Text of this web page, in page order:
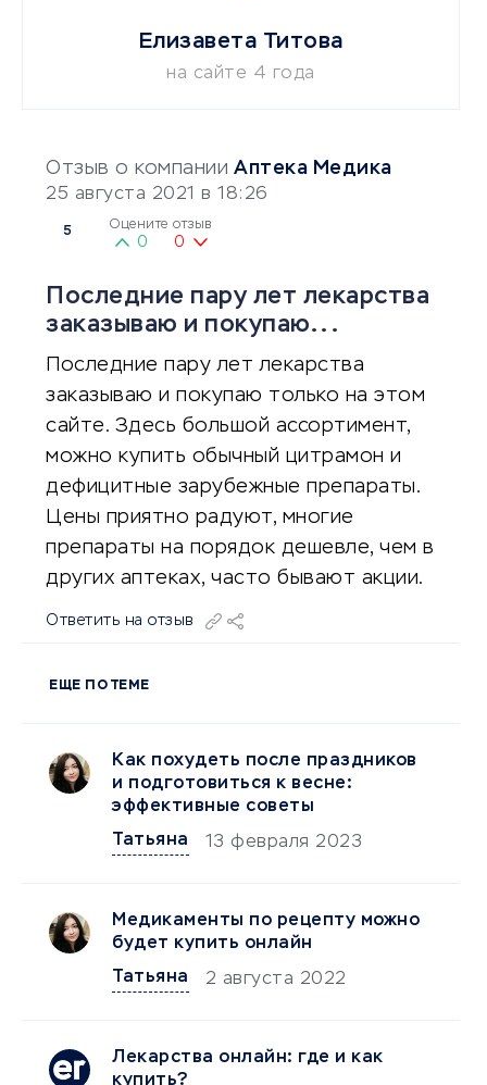
Отзыв о компании Аптека Медика
25 августа 2021 в 18:26
5 Оцените отзыв
0 0
Последние пару лет лекарства
заказываю и покупаю...
Последние пару лет лекарства
заказываю и покупаю только на этом
сайте. Здесь большой ассортимент,
можно купить обычный цитрамон и
дефицитные зарубежные препараты.
Цены приятно радуют, многие
препараты на порядок дешевле, чем в
других аптеках, часто бывают акции.
Ответить на отзыв
ЕЩЕ ПО ТЕМЕ
Как похудеть после праздников
и подготовиться к весне:
эффективные советы
Татьяна
13 февраля 2023
Медикаменты по рецепту можно
будет купить онлайн
Татьяна
2 августа 2022
Лекарства онлайн: где и как
купить?
Елизавета Титова
на сайте 4 года